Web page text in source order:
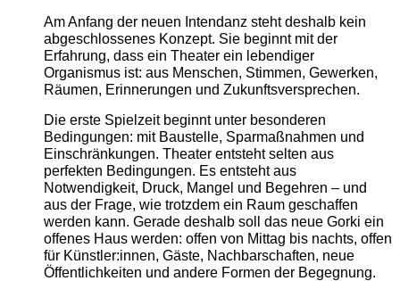
Am Anfang der neuen Intendanz steht deshalb kein
abgeschlossenes Konzept. Sie beginnt mit der
Erfahrung, dass ein Theater ein lebendiger
Organismus ist: aus Menschen, Stimmen, Gewerken,
Räumen, Erinnerungen und Zukunftsversprechen.
Die erste Spielzeit beginnt unter besonderen
Bedingungen: mit Baustelle, Sparmaßnahmen und
Einschränkungen. Theater entsteht selten aus
perfekten Bedingungen. Es entsteht aus
Notwendigkeit, Druck, Mangel und Begehren – und
aus der Frage, wie trotzdem ein Raum geschaffen
werden kann. Gerade deshalb soll das neue Gorki ein
offenes Haus werden: offen von Mittag bis nachts, offen
für Künstler:innen, Gäste, Nachbarschaften, neue
Öffentlichkeiten und andere Formen der Begegnung.